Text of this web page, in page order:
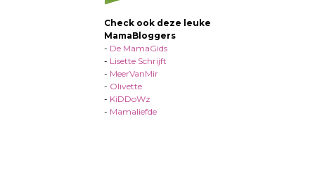
Check ook deze leuke
MamaBloggers
- De MamaGids
- Lisette Schrijft
- MeerVanMir
- Olivette
- KiDDoWz
- Mamaliefde